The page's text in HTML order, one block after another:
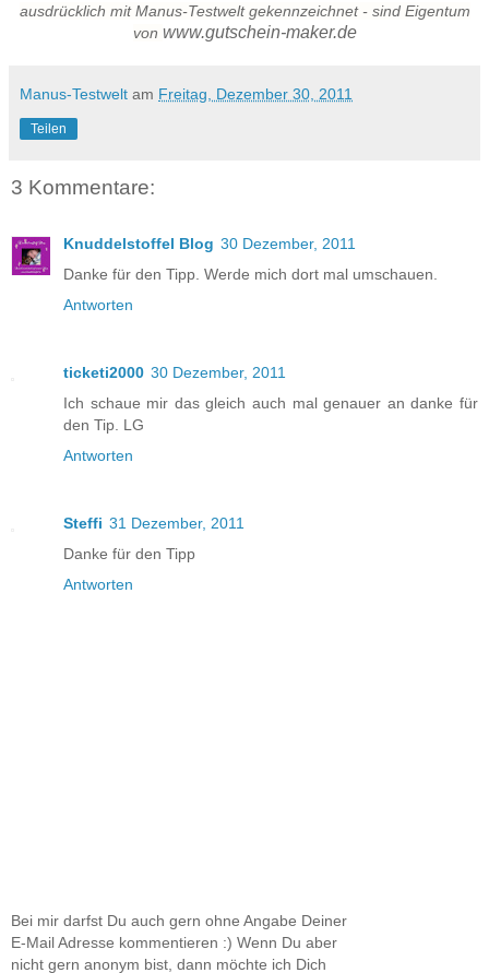
ausdrücklich mit Manus-Testwelt gekennzeichnet - sind Eigentum
von www.gutschein-maker.de
Manus-Testwelt am Freitag, Dezember 30, 2011
Teilen
3 Kommentare:
Knuddelstoffel Blog 30 Dezember, 2011
Danke für den Tipp. Werde mich dort mal umschauen.
Antworten
ticketi2000 30 Dezember, 2011
Ich schaue mir das gleich auch mal genauer an danke für
den Tip. LG
Antworten
Steffi 31 Dezember, 2011
Danke für den Tipp
Antworten
Bei mir darfst Du auch gern ohne Angabe Deiner
E-Mail Adresse kommentieren :) Wenn Du aber
nicht gern anonym bist, dann möchte ich Dich